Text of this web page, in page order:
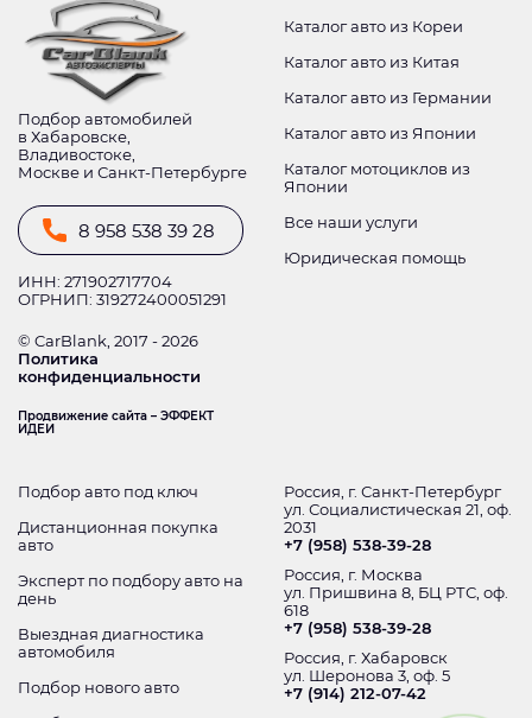
Подбор автомобилей
в Хабаровске,
Владивостоке,
Москве и Санкт-Петербурге
8 958 538 39 28
ИНН: 271902717704
ОГРНИП: 319272400051291
© CarBlank, 2017 - 2026
Политика
конфиденциальности
Продвижение сайта – ЭФФЕКТ
ИДЕИ
Каталог авто из Кореи
Каталог авто из Китая
Каталог авто из Германии
Каталог авто из Японии
Каталог мотоциклов из
Японии
Все наши услуги
Юридическая помощь
Подбор авто под ключ
Дистанционная покупка
авто
Эксперт по подбору авто на
день
Выездная диагностика
автомобиля
Подбор нового авто
Россия, г. Санкт-Петербург
ул. Социалистическая 21, оф.
2031
+7 (958) 538-39-28
Россия, г. Москва
ул. Пришвина 8, БЦ РТС, оф.
618
+7 (958) 538-39-28
Россия, г. Хабаровск
ул. Шеронова 3, оф. 5
+7 (914) 212-07-42